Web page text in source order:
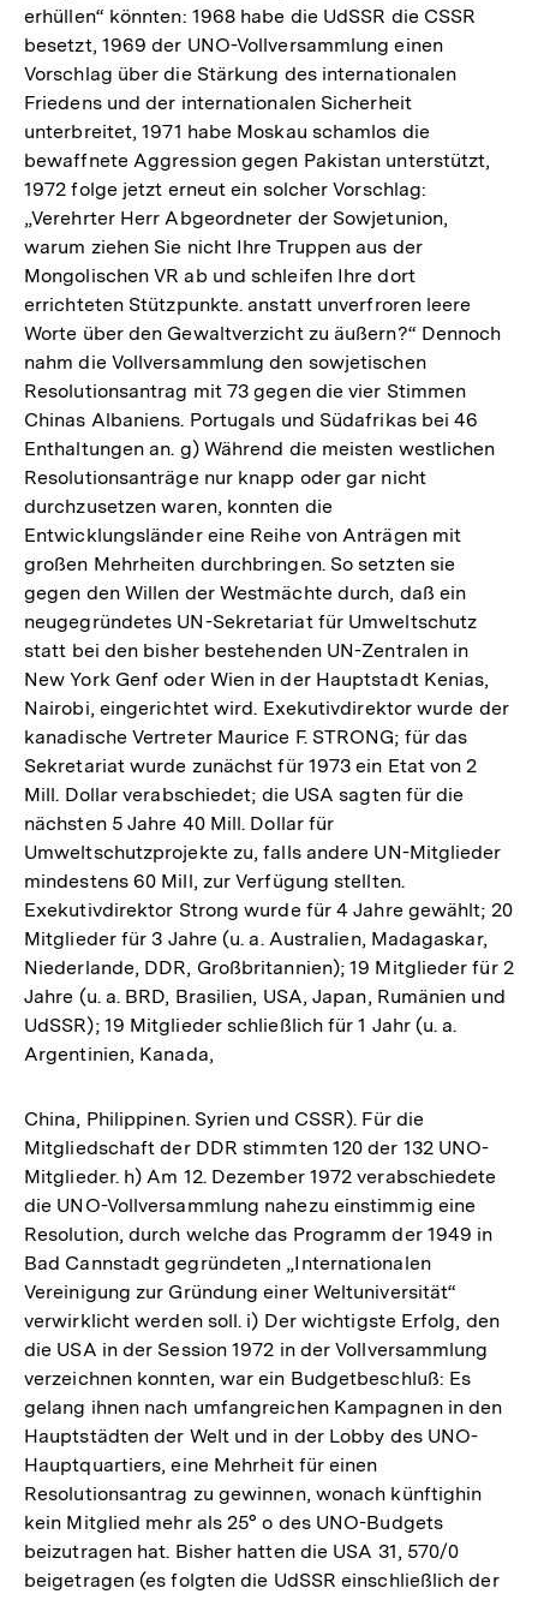
erhüllen“ könnten: 1968 habe die UdSSR die CSSR
besetzt, 1969 der UNO-Vollversammlung einen
Vorschlag über die Stärkung des internationalen
Friedens und der internationalen Sicherheit
unterbreitet, 1971 habe Moskau schamlos die
bewaffnete Aggression gegen Pakistan unterstützt,
1972 folge jetzt erneut ein solcher Vorschlag:
„Verehrter Herr Abgeordneter der Sowjetunion,
warum ziehen Sie nicht Ihre Truppen aus der
Mongolischen VR ab und schleifen Ihre dort
errichteten Stützpunkte. anstatt unverfroren leere
Worte über den Gewaltverzicht zu äußern?“ Dennoch
nahm die Vollversammlung den sowjetischen
Resolutionsantrag mit 73 gegen die vier Stimmen
Chinas Albaniens. Portugals und Südafrikas bei 46
Enthaltungen an. g) Während die meisten westlichen
Resolutionsanträge nur knapp oder gar nicht
durchzusetzen waren, konnten die
Entwicklungsländer eine Reihe von Anträgen mit
großen Mehrheiten durchbringen. So setzten sie
gegen den Willen der Westmächte durch, daß ein
neugegründetes UN-Sekretariat für Umweltschutz
statt bei den bisher bestehenden UN-Zentralen in
New York Genf oder Wien in der Hauptstadt Kenias,
Nairobi, eingerichtet wird. Exekutivdirektor wurde der
kanadische Vertreter Maurice F. STRONG; für das
Sekretariat wurde zunächst für 1973 ein Etat von 2
Mill. Dollar verabschiedet; die USA sagten für die
nächsten 5 Jahre 40 Mill. Dollar für
Umweltschutzprojekte zu, falls andere UN-Mitglieder
mindestens 60 Mill, zur Verfügung stellten.
Exekutivdirektor Strong wurde für 4 Jahre gewählt; 20
Mitglieder für 3 Jahre (u. a. Australien, Madagaskar,
Niederlande, DDR, Großbritannien); 19 Mitglieder für 2
Jahre (u. a. BRD, Brasilien, USA, Japan, Rumänien und
UdSSR); 19 Mitglieder schließlich für 1 Jahr (u. a.
Argentinien, Kanada,
China, Philippinen. Syrien und CSSR). Für die
Mitgliedschaft der DDR stimmten 120 der 132 UNO-
Mitglieder. h) Am 12. Dezember 1972 verabschiedete
die UNO-Vollversammlung nahezu einstimmig eine
Resolution, durch welche das Programm der 1949 in
Bad Cannstadt gegründeten „Internationalen
Vereinigung zur Gründung einer Weltuniversität“
verwirklicht werden soll. i) Der wichtigste Erfolg, den
die USA in der Session 1972 in der Vollversammlung
verzeichnen konnten, war ein Budgetbeschluß: Es
gelang ihnen nach umfangreichen Kampagnen in den
Hauptstädten der Welt und in der Lobby des UNO-
Hauptquartiers, eine Mehrheit für einen
Resolutionsantrag zu gewinnen, wonach künftighin
kein Mitglied mehr als 25° o des UNO-Budgets
beizutragen hat. Bisher hatten die USA 31, 570/0
beigetragen (es folgten die UdSSR einschließlich derZum